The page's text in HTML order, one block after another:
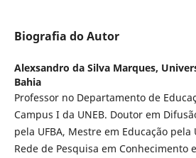
Biografia do Autor
Alexsandro da Silva Marques,
Bahia
Professor no Departamento de
Campus I da UNEB. Doutor em
pela UFBA, Mestre em Educação pela
Rede de Pesquisa em Conhecimento